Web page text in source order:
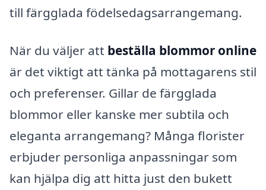
till färgglada födelsedagsarrangemang.
När du väljer att beställa blommor online
är det viktigt att tänka på mottagarens stil
och preferenser. Gillar de färgglada
blommor eller kanske mer subtila och
eleganta arrangemang? Många florister
erbjuder personliga anpassningar som
kan hjälpa dig att hitta just den bukett